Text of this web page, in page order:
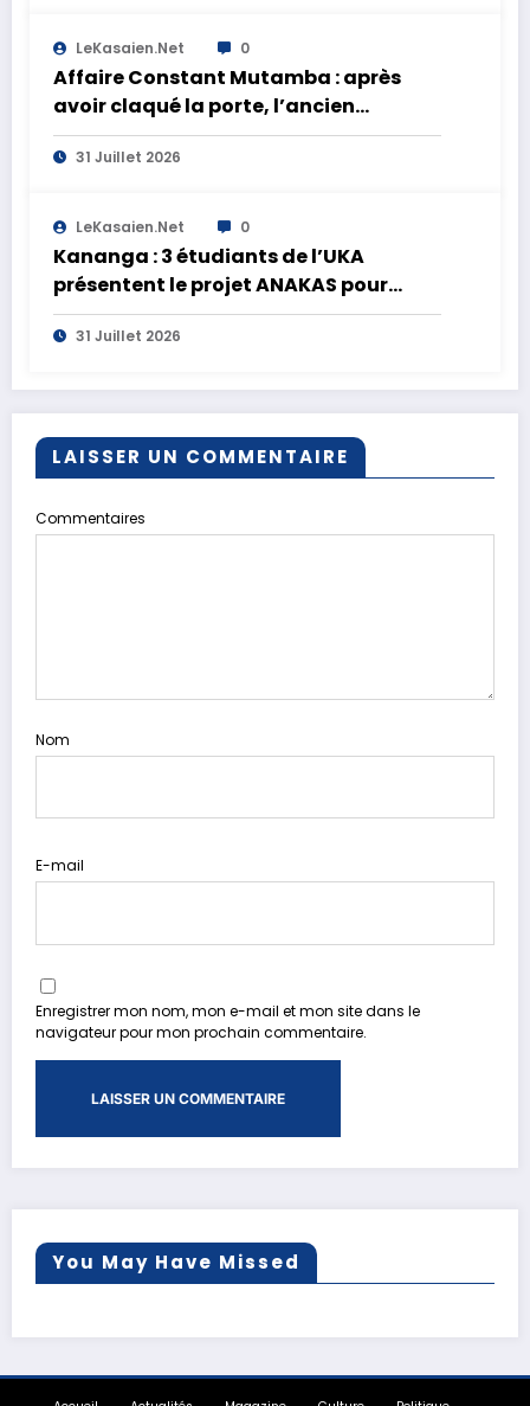
LeKasaien.net 0
Affaire Constant Mutamba : après
avoir claqué la porte, l’ancien
ministre refuse de se présenter au
procès FRIVAO
31 Juillet 2026
LeKasaien.net 0
Kananga : 3 étudiants de l’UKA
présentent le projet ANAKAS pour
transformer les ananas du Kasaï
central en opportunités économiques
31 Juillet 2026
LAISSER UN COMMENTAIRE
Commentaires
Nom
E-mail
Enregistrer mon nom, mon e-mail et mon site dans le
navigateur pour mon prochain commentaire.
You May Have Missed